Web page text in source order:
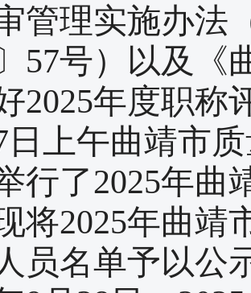
管理实施办法
〕57号）以及
2025年度职称
日上午曲靖市
行了2025年曲
将2025年曲靖
员名单予以公